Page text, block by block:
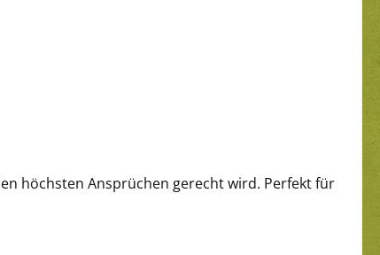
höchsten Ansprüchen gerecht wird. Perfekt für